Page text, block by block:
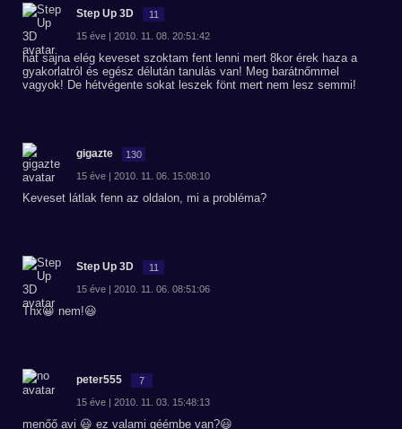
Step Up 3D 11
15 éve | 2010. 11. 08. 20:51:42
hát sajna elég keveset szoktam fent lenni mert 8kor érek haza a
gyakorlatról és egész délután tanulás van! Meg barátnőmmel
vagyok! De hétvégente sokat leszek fönt mert nem lesz semmi!
gigazte 130
15 éve | 2010. 11. 06. 15:08:10
Keveset látlak fenn az oldalon, mi a probléma?
Step Up 3D 11
15 éve | 2010. 11. 06. 08:51:06
Thx😀 nem!😃
peter555 7
15 éve | 2010. 11. 03. 15:48:13
menőő avi 😃 ez valami géémbe van?😃